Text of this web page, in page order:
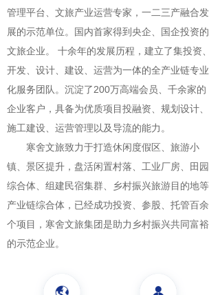
管理平台、文旅产业运营专家，一二三产融合发
展的示范单位。国内首家得到央企、国企投资的
文旅企业。 十余年的发展历程，建立了集投资、
开发、设计、建设、运营为一体的全产业链专业
化服务团队。沉淀了200万高端会员、千余家的
企业客户，具备为优质项目投融资、规划设计、
施工建设、运营管理以及导流的能力。
寒舍文旅致力于打造休闲度假区、旅游小
镇、景区提升，盘活闲置村落、工业厂房、田园
综合体、组建民宿集群、乡村振兴旅游目的地等
产业链综合体，已经成功投资、参股、托管百余
个项目，寒舍文旅集团是助力乡村振兴共同富裕
的示范企业。